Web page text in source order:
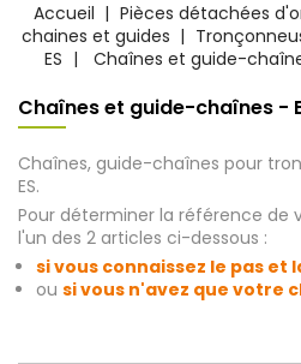
Accueil Pièces détachées
chaines et guides
ES
Chaînes et guide-
Chaînes et guide-chaînes -
Chaînes, guide-chaînes pour
ES.
Pour déterminer la référence de
l'un des 2 articles ci-dessous :
si vous connaissez le pas et
ou si vous n'avez que votre